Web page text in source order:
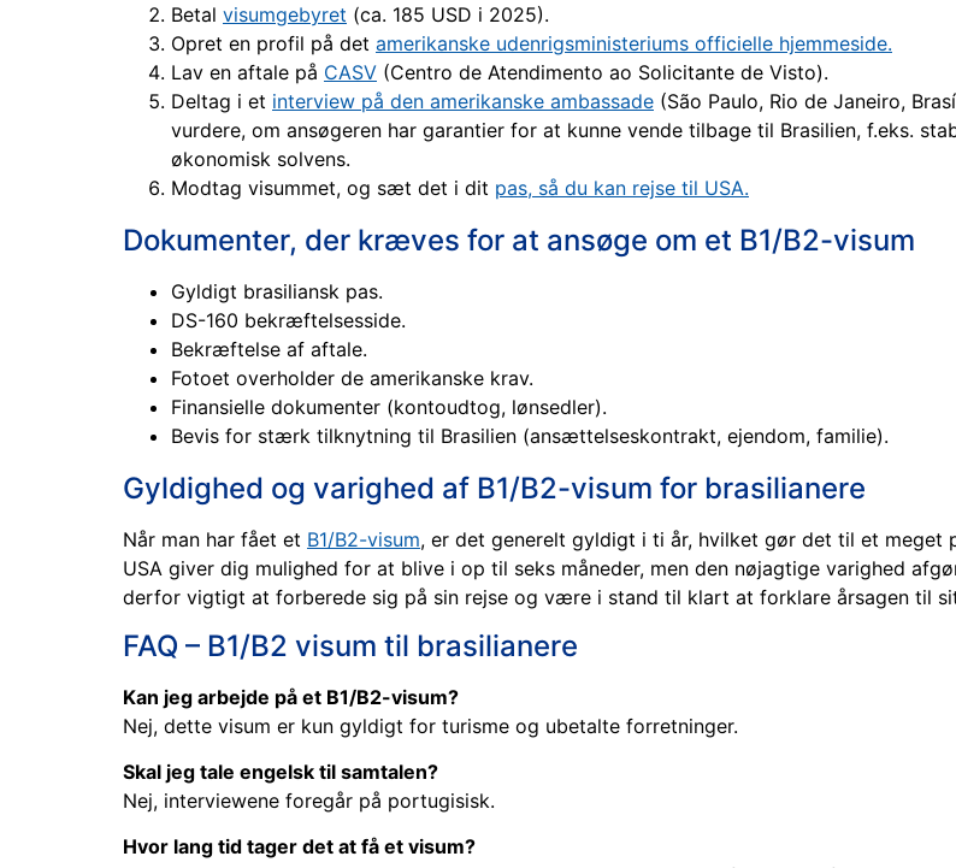
Betal visumgebyret (ca. 185 USD i 2025).
Opret en profil på det amerikanske udenrigsministeriums officielle hjemmeside.
Lav en aftale på CASV (Centro de Atendimento ao Solicitante de Visto).
Deltag i et interview på den amerikanske ambassade (São Paulo, Rio de Janeiro,
vurdere, om ansøgeren har garantier for at kunne vende tilbage til Brasilien, f.eks.
økonomisk solvens.
Modtag visummet, og sæt det i dit pas, så du kan rejse til USA.
Dokumenter, der kræves for at ansøge om et B1/B2-visum
Gyldigt brasiliansk pas.
DS-160 bekræftelsesside.
Bekræftelse af aftale.
Fotoet overholder de amerikanske krav.
Finansielle dokumenter (kontoudtog, lønsedler).
Bevis for stærk tilknytning til Brasilien (ansættelseskontrakt, ejendom, familie).
Gyldighed og varighed af B1/B2-visum for brasilianere
Når man har fået et B1/B2-visum, er det generelt gyldigt i ti år, hvilket gør det til et meget
USA giver dig mulighed for at blive i op til seks måneder, men den nøjagtige varighed
derfor vigtigt at forberede sig på sin rejse og være i stand til klart at forklare årsagen til
FAQ – B1/B2 visum til brasilianere
Kan jeg arbejde på et B1/B2-visum?
Nej, dette visum er kun gyldigt for turisme og ubetalte forretninger.
Skal jeg tale engelsk til samtalen?
Nej, interviewene foregår på portugisisk.
Hvor lang tid tager det at få et visum?